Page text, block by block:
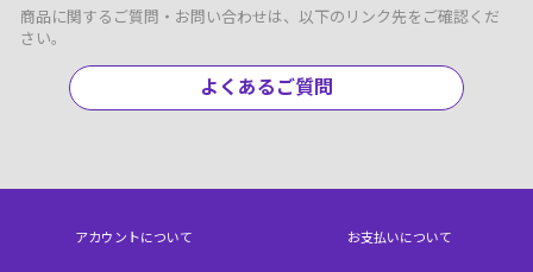
商品に関するご質問・お問い合わせは、以下のリンク先をご確認くだ
さい。
よくあるご質問
アカウントについて お支払いについて